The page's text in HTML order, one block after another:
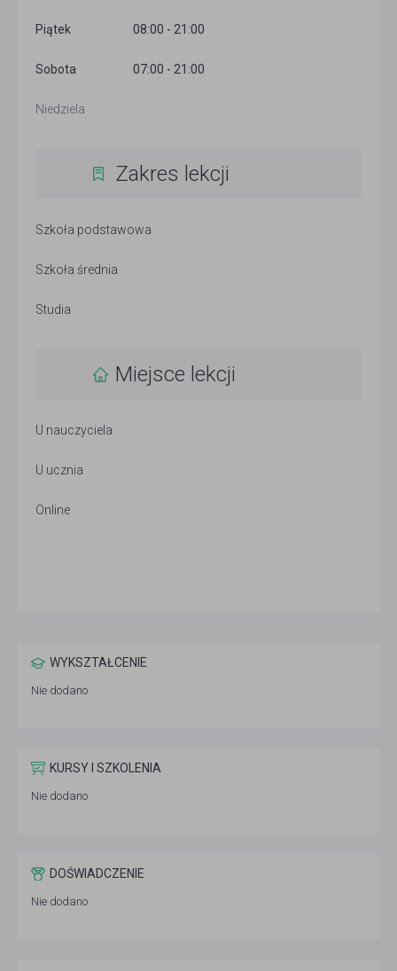
Piątek 08:00 - 21:00
Sobota 07:00 - 21:00
Niedziela
Zakres lekcji
Szkoła podstawowa
Szkoła średnia
Studia
Miejsce lekcji
U nauczyciela
U ucznia
Online
WYKSZTAŁCENIE
Nie dodano
KURSY I SZKOLENIA
Nie dodano
DOŚWIADCZENIE
Nie dodano